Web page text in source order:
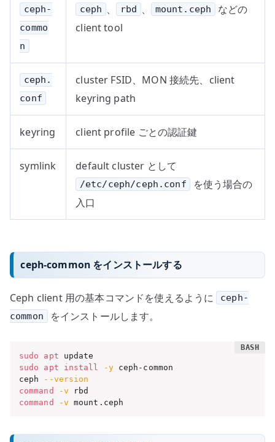
ceph-
commo
n
ceph 、 rbd 、 mount.ceph
などの
client tool
ceph.
conf
cluster FSID、MON 接続先、client
keyring path
keyring client profile ごとの認証鍵
symlink default cluster として
/etc/ceph/ceph.conf
を使う場合の
入口
ceph-common をインストールする
Ceph client 用の基本コマンドを使えるように
ceph-
common
をインストールします。
sudo apt
sudo
apt install -y ceph-common
ceph
--version
command
-v
command
-v mount.ceph